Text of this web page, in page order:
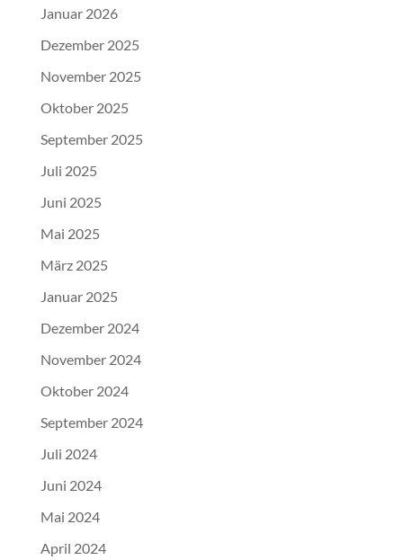
Januar 2026
Dezember 2025
November 2025
Oktober 2025
September 2025
Juli 2025
Juni 2025
Mai 2025
März 2025
Januar 2025
Dezember 2024
November 2024
Oktober 2024
September 2024
Juli 2024
Juni 2024
Mai 2024
April 2024